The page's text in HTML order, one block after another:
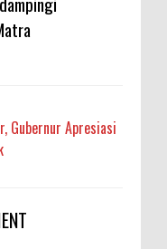
Gubernur Apresiasi